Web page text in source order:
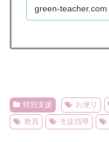
green-teacher.com
特別支援 お便り
教員
生徒指導